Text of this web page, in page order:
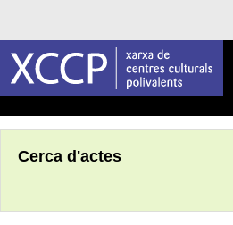
Cerca d'actes